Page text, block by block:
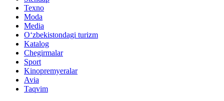
Texno
Moda
Media
O‘zbekistondagi turizm
Katalog
Chegirmalar
Sport
Kinopremyeralar
Avia
Taqvim